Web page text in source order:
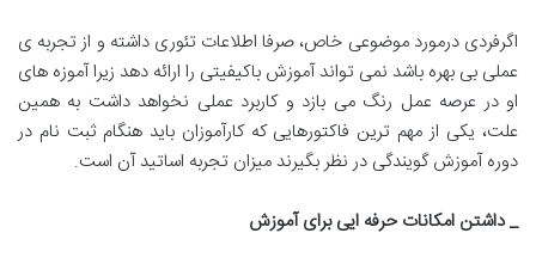
اگرفردی درمورد موضوعی خاص، صرفا اطلاعات تئوری داشته و از تجربه ی
عملی بی بهره باشد نمی تواند آموزش باکیفیتی را ارائه دهد زیرا آموزه های
او در عرصه عمل رنگ می بازد و کاربرد عملی نخواهد داشت به همین
علت، یکی از مهم ترین فاکتورهایی که کارآموزان باید هنگام ثبت نام در
دوره آموزش گویندگی در نظر بگیرند میزان تجربه اساتید آن است.
_ داشتن امکانات حرفه ایی برای آموزش